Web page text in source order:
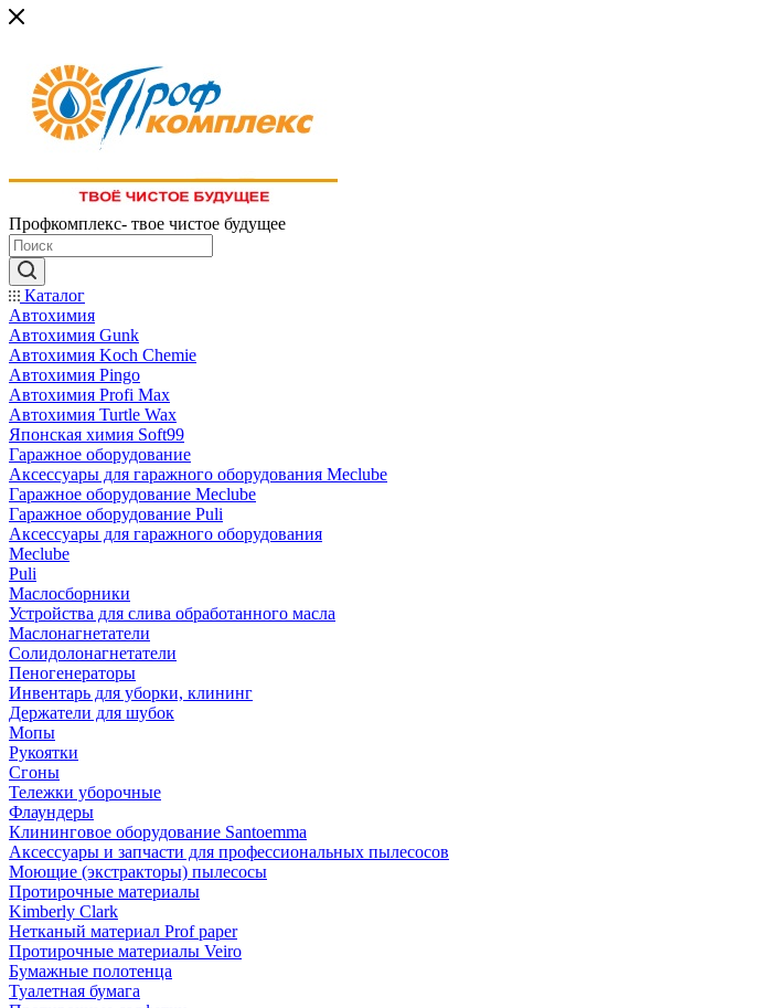
Профкомплекс- твое чистое будущее
Каталог
Автохимия
Автохимия Gunk
Автохимия Koch Chemie
Автохимия Pingo
Автохимия Profi Max
Автохимия Turtle Wax
Японская химия Soft99
Гаражное оборудование
Аксессуары для гаражного оборудования Meclube
Гаражное оборудование Meclube
Гаражное оборудование Puli
Аксессуары для гаражного оборудования
Meclube
Puli
Маслосборники
Устройства для слива обработанного масла
Маслонагнетатели
Солидолонагнетатели
Пеногенераторы
Инвентарь для уборки, клининг
Держатели для шубок
Мопы
Рукоятки
Сгоны
Тележки уборочные
Флаундеры
Клининговое оборудование Santoemma
Аксессуары и запчасти для профессиональных пылесосов
Моющие (экстракторы) пылесосы
Протирочные материалы
Kimberly Clark
Нетканый материал Prof paper
Протирочные материалы Veiro
Бумажные полотенца
Туалетная бумага